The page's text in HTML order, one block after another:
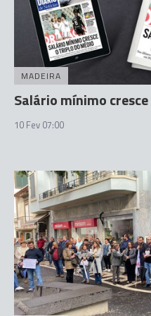
MADEIRA
Salário mínimo
10 Fev 07:00